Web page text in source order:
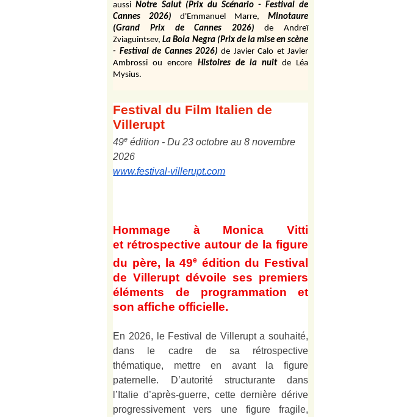
aussi Notre Salut (Prix du Scénario - Festival de
Cannes 2026)
d'Emmanuel Marre,
Minotaure
(Grand Prix de Cannes 2026)
de Andreï
Zviaguintsev,La Bola Negra (Prix de la mise en scène
- Festival de Cannes 2026) de Javier Calo et Javier
Ambrossi ou encore Histoires de la nuit de Léa
Mysius.
Festival du Film Italien de
Villerupt
49e édition - Du 23 octobre au 8 novembre
2026
www.festival-villerupt.com
Hommage à Monica Vitti
et rétrospective autour de la figure
du père, la 49e édition du Festival
de Villerupt dévoile ses premiers
éléments de programmation et
son affiche officielle.
En 2026, le Festival de Villerupt a souhaité,
dans le cadre de sa rétrospective
thématique, mettre en avant la figure
paternelle. D’autorité structurante dans
l’Italie d’après-guerre, cette dernière dérive
progressivement vers une figure fragile,